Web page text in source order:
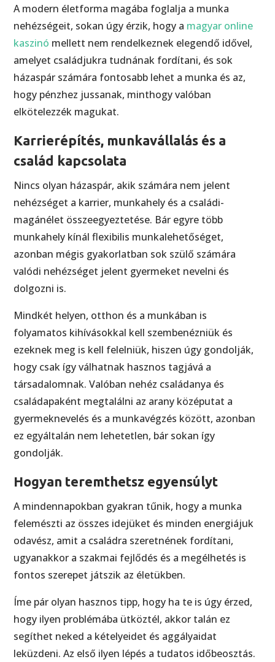
A modern életforma magába foglalja a munka
nehézségeit, sokan úgy érzik, hogy a magyar online
kaszinó mellett nem rendelkeznek elegendő idővel,
amelyet családjukra tudnának fordítani, és sok
házaspár számára fontosabb lehet a munka és az,
hogy pénzhez jussanak, minthogy valóban
elkötelezzék magukat.
Karrierépítés, munkavállalás és a
család kapcsolata
Nincs olyan házaspár, akik számára nem jelent
nehézséget a karrier, munkahely és a családi-
magánélet összeegyeztetése. Bár egyre több
munkahely kínál flexibilis munkalehetőséget,
azonban mégis gyakorlatban sok szülő számára
valódi nehézséget jelent gyermeket nevelni és
dolgozni is.
Mindkét helyen, otthon és a munkában is
folyamatos kihívásokkal kell szembenézniük és
ezeknek meg is kell felelniük, hiszen úgy gondolják,
hogy csak így válhatnak hasznos tagjává a
társadalomnak. Valóban nehéz családanya és
családapaként megtalálni az arany középutat a
gyermeknevelés és a munkavégzés között, azonban
ez egyáltalán nem lehetetlen, bár sokan így
gondolják.
Hogyan teremthetsz egyensúlyt
A mindennapokban gyakran tűnik, hogy a munka
felemészti az összes idejüket és minden energiájuk
odavész, amit a családra szeretnének fordítani,
ugyanakkor a szakmai fejlődés és a megélhetés is
fontos szerepet játszik az életükben.
Íme pár olyan hasznos tipp, hogy ha te is úgy érzed,
hogy ilyen problémába ütköztél, akkor talán ez
segíthet neked a kételyeidet és aggályaidat
leküzdeni. Az első ilyen lépés a tudatos időbeosztás.